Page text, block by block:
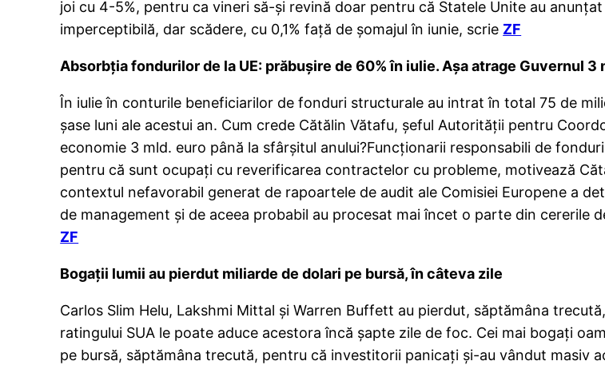
joi cu 4-5%, pentru ca vineri să-şi revină doar pentru că Statele Unite au
imperceptibilă, dar scădere, cu 0,1% faţă de şomajul în iunie, scrie ZF
Absorbţia fondurilor de la UE: prăbuşire de 60% în iulie. Aşa atrage Guvernul 3
În iulie în conturile beneficiarilor de fonduri structurale au intrat în total 75 de
şase luni ale acestui an. Cum crede Cătălin Vătafu, şeful Autorităţii pentru
economie 3 mld. euro până la sfârşitul anului?Funcţionarii responsabili de
pentru că sunt ocupaţi cu reverificarea contractelor cu probleme, motivează
contextul nefavorabil generat de rapoartele de audit ale Comisiei Europene a
de management şi de aceea probabil au procesat mai încet o parte din cererile
ZF
Bogaţii lumii au pierdut miliarde de dolari pe bursă, în câteva zile
Carlos Slim Helu, Lakshmi Mittal şi Warren Buffett au pierdut, săptămâna
ratingului SUA le poate aduce acestora încă şapte zile de foc. Cei mai bogaţi
pe bursă, săptămâna trecută, pentru că investitorii panicaţi şi-au vândut masiv